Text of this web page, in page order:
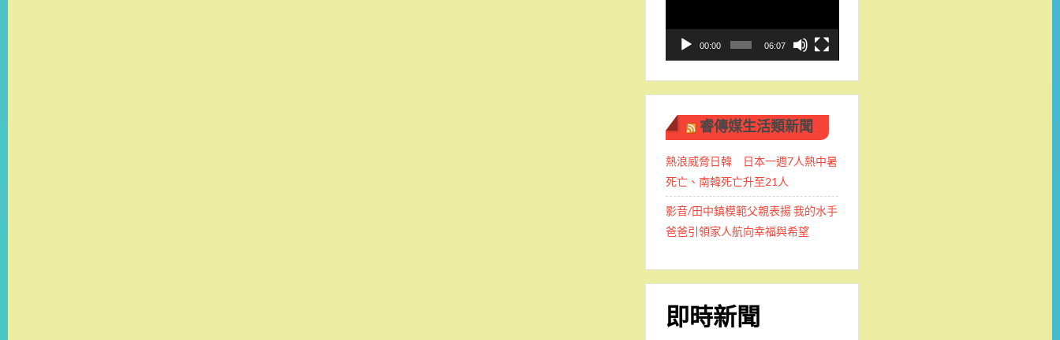
00:00 06:07
睿傳媒生活類新聞
熱浪威脅日韓 日本一週7人熱中暑
死亡、南韓死亡升至21人
影音/田中鎮模範父親表揚 我的水手
爸爸引領家人航向幸福與希望
即時新聞